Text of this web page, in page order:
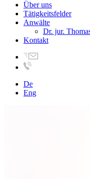
Über uns
Tätigkeitsfelder
Anwälte
Dr. jur.
Kontakt
De
Eng